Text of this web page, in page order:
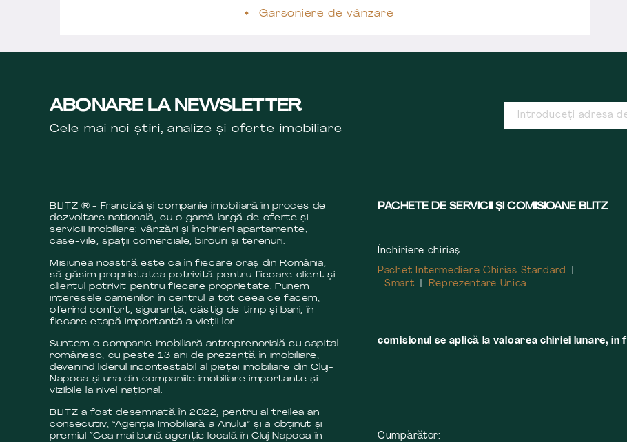
Garsoniere de vânzare
ABONARE LA NEWSLETTER
Cele mai noi știri, analize și oferte imobiliare
BLITZ ® - Franciză și companie imobiliară în proces de
dezvoltare națională, cu o gamă largă de oferte și
servicii imobiliare: vânzări și închirieri apartamente,
case-vile, spații comerciale, birouri și terenuri.
Misiunea noastră este ca în fiecare oraș din România,
să găsim proprietatea potrivită pentru fiecare client și
clientul potrivit pentru fiecare proprietate. Punem
interesele oamenilor în centrul a tot ceea ce facem,
oferind confort, siguranță, câstig de timp și bani, în
fiecare etapă importantă a vieții lor.
Suntem o companie imobiliară antreprenorială cu capital
românesc, cu peste 13 ani de prezență în imobiliare,
devenind liderul incontestabil al pieței imobiliare din Cluj-
Napoca și una din companiile imobiliare importante și
vizibile la nivel național.
BLITZ a fost desemnată în 2022, pentru al treilea an
consecutiv, “Agenția Imobiliară a Anului” și a obținut și
premiul “Cea mai bună agenție locală în Cluj Napoca în
PACHETE DE SERVICII ȘI COMISIOANE BLITZ
Închiriere chiriaș
Pachet Intermediere Chirias Standard
Smart
Reprezentare Unica
comisionul se aplică la valoarea chiriei lunare,
Cumpărător: